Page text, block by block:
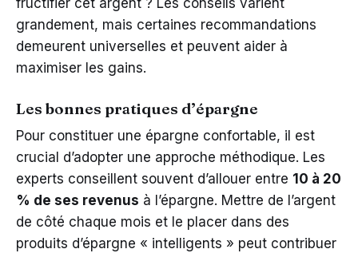
fructifier cet argent ? Les conseils varient
grandement, mais certaines recommandations
demeurent universelles et peuvent aider à
maximiser les gains.
Les bonnes pratiques d’épargne
Pour constituer une épargne confortable, il est
crucial d’adopter une approche méthodique. Les
experts conseillent souvent d’allouer entre 10 à 20
% de ses revenus à l’épargne. Mettre de l’argent
de côté chaque mois et le placer dans des
produits d’épargne « intelligents » peut contribuer